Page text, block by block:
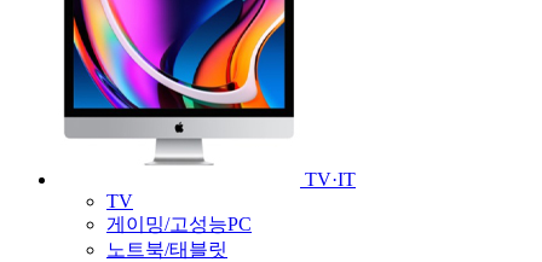
TV·IT
TV
게이밍/고성능PC
노트북/태블릿